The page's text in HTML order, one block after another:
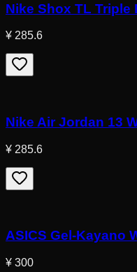
Nike Shox TL Triple
¥ 285.6
Nike Air Jordan 13
¥ 285.6
ASICS Gel-Kayano
¥ 300